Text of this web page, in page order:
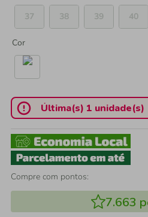
37
38 39 40
Cor
Última(s) 1 unidade(s)
Compre com pontos:
7.663